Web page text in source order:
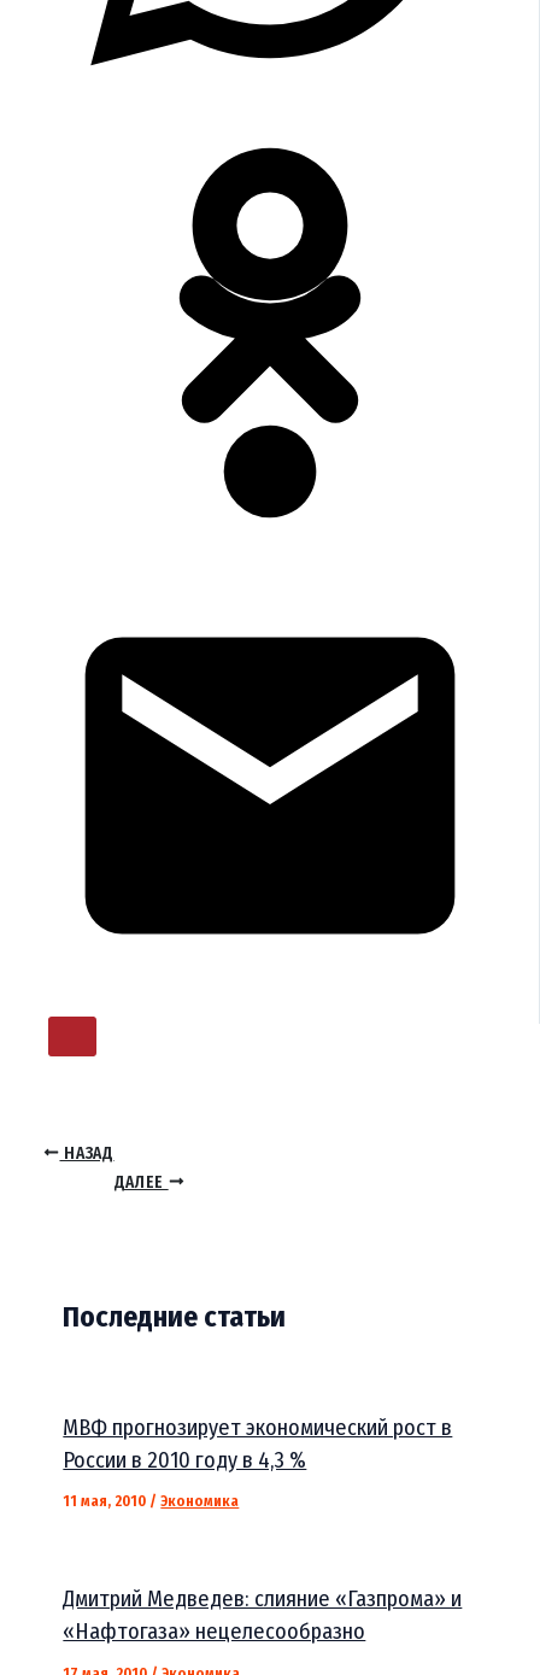
НАЗАД
ДАЛЕЕ
Последние статьи
МВФ прогнозирует экономический рост в
России в 2010 году в 4,3 %
11 мая, 2010 /Экономика
Дмитрий Медведев: слияние «Газпрома» и
«Нафтогаза» нецелесообразно